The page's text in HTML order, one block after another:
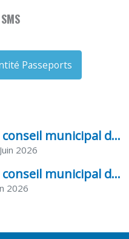
Passeports
Délibérations du conseil municipal du 18 juin 2026
2026
Procès verbal du conseil municipal du 05 juin 2026
2026